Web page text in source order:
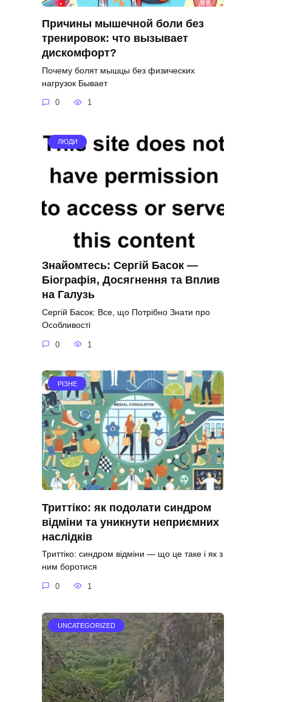
Причины мышечной боли без
тренировок: что вызывает
дискомфорт?
Почему болят мышцы без физических
нагрузок Бывает
0 1
ЛЮДИ
Знайомтесь: Сергій Басок —
Біографія, Досягнення та Вплив
на Галузь
Сергій Басок: Все, що Потрібно Знати про
Особливості
0 1
РІЗНЕ
Триттіко: як подолати синдром
відміни та уникнути неприємних
наслідків
Триттіко: синдром відміни — що це таке і як з
ним боротися
0 1
UNCATEGORIZED